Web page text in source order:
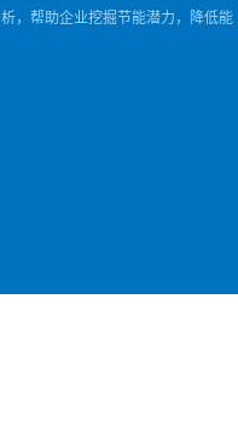
，帮助企业挖掘节能潜力，降低能